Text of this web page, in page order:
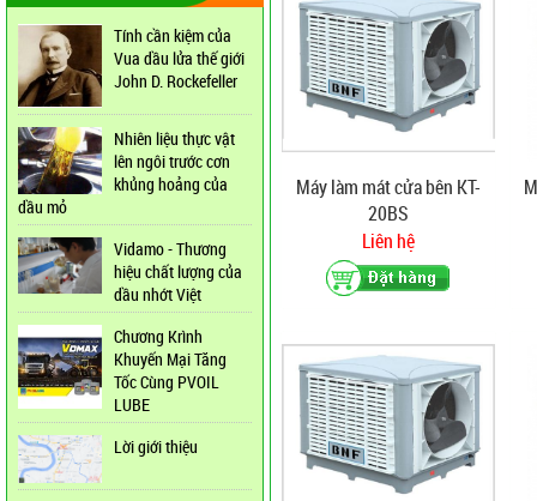
Tính cần kiệm của
Vua dầu lửa thế giới
John D. Rockefeller
Nhiên liệu thực vật
lên ngôi trước cơn
khủng hoảng của
dầu mỏ
Vidamo - Thương
hiệu chất lượng của
dầu nhớt Việt
Chương Krình
Khuyến Mại Tăng
Tốc Cùng PVOIL
LUBE
Lời giới thiệu
Máy làm mát cửa bên KT-
20BS
Liên hệ